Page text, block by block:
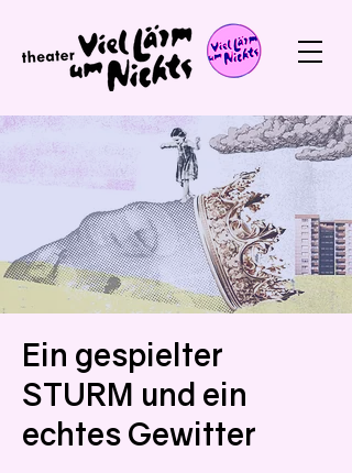
Ein gespielter
STURM und ein
echtes Gewitter